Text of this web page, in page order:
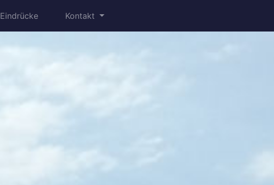
Eindrücke Kontakt